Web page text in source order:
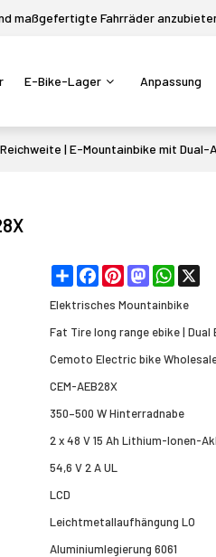
maßgefertigte Fahrräder
E-Bike-Lager Anpassung
| E-Mountainbike mit Dual-
ShareFacebookPinterestMastodon
Elektrisches Mountainbike
Fat Tire long range ebike |
Cemoto Electric bike
CEM-AEB28X
350–500 W Hinterradnabe
2 x 48 V 15 Ah Lithium-Ionen-
54,6 V 2 A UL
LCD
Leichtmetallaufhängung LO
Aluminiumlegierung 6061